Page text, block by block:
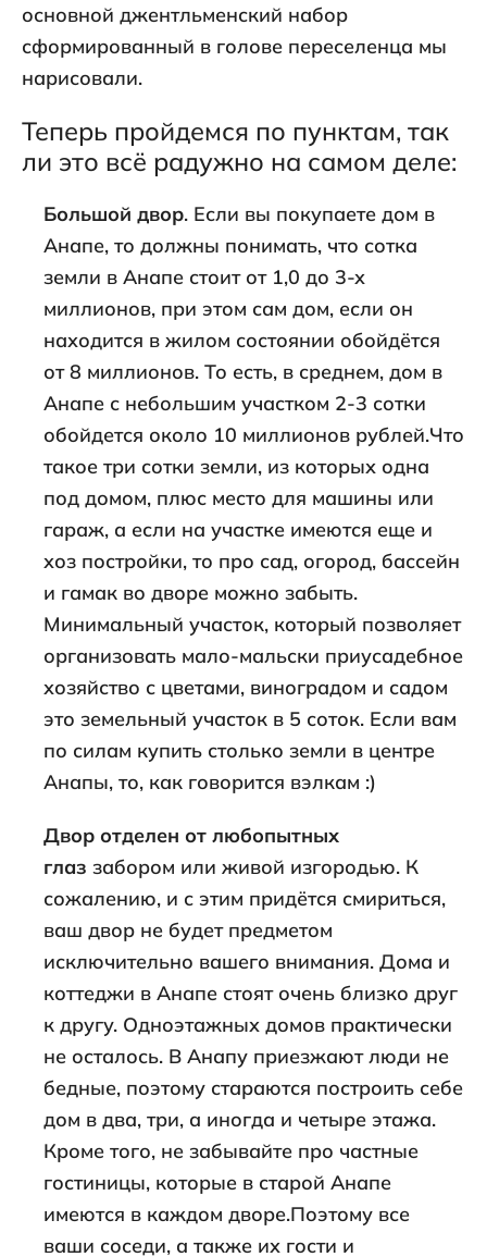
основной джентльменский набор
сформированный в голове переселенца мы
нарисовали.
Теперь пройдемся по пунктам, так
ли это всё радужно на самом деле:
Большой двор. Если вы покупаете дом в
Анапе, то должны понимать, что сотка
земли в Анапе стоит от 1,0 до 3-х
миллионов, при этом сам дом, если он
находится в жилом состоянии обойдётся
от 8 миллионов. То есть, в среднем, дом в
Анапе с небольшим участком 2-3 сотки
обойдется около 10 миллионов рублей.Что
такое три сотки земли, из которых одна
под домом, плюс место для машины или
гараж, а если на участке имеются еще и
хоз постройки, то про сад, огород, бассейн
и гамак во дворе можно забыть.
Минимальный участок, который позволяет
организовать мало-мальски приусадебное
хозяйство с цветами, виноградом и садом
это земельный участок в 5 соток. Если вам
по силам купить столько земли в центре
Анапы, то, как говорится вэлкам :)
Двор отделен от любопытных
глаз забором или живой изгородью. К
сожалению, и с этим придётся смириться,
ваш двор не будет предметом
исключительно вашего внимания. Дома и
коттеджи в Анапе стоят очень близко друг
к другу. Одноэтажных домов практически
не осталось. В Анапу приезжают люди не
бедные, поэтому стараются построить себе
дом в два, три, а иногда и четыре этажа.
Кроме того, не забывайте про частные
гостиницы, которые в старой Анапе
имеются в каждом дворе.Поэтому все
ваши соседи, а также их гости и